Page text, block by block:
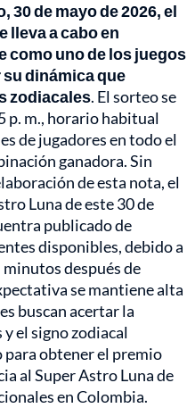
30 de mayo de 2026, el
lleva a cabo en
como uno de los juegos
dinámica que
zodiacales. El sorteo se
p. m., horario habitual
de jugadores en todo el
ganadora. Sin
de esta nota, el
Luna de este 30 de
publicado de
disponibles, debido a
después de
se mantiene alta
buscan acertar la
el signo zodiacal
obtener el premio
al Super Astro Luna de
en Colombia.